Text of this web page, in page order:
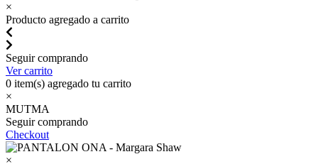
×
Producto agregado a carrito
Seguir comprando
Ver carrito
0 item(s) agregado tu carrito
×
MUTMA
Seguir comprando
Checkout
×